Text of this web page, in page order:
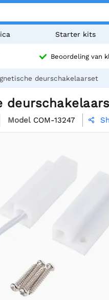
Starter kits
Beoordeling van
deurschakelaarset
Model COM-13247 